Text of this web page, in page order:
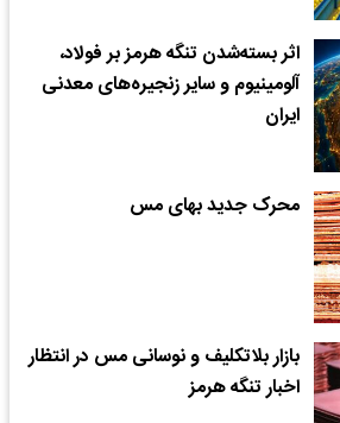
اثر بسته‌شدن تنگه هرمز بر فولاد،
آلومینیوم و سایر زنجیره‌های معدنی
ایران
محرک جدید بهای مس
بازار بلاتکلیف و نوسانی مس در انتظار
اخبار تنگه هرمز